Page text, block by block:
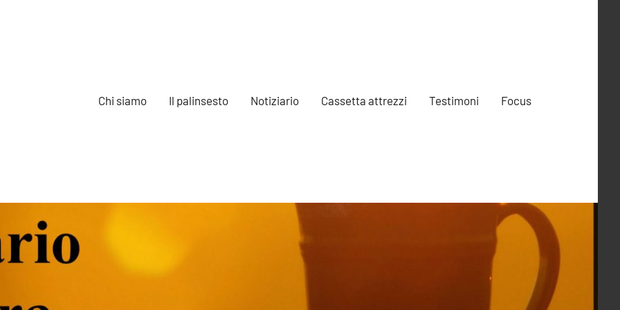
Chi siamo Il palinsesto Notiziario Cassetta attrezzi Testimoni Focus